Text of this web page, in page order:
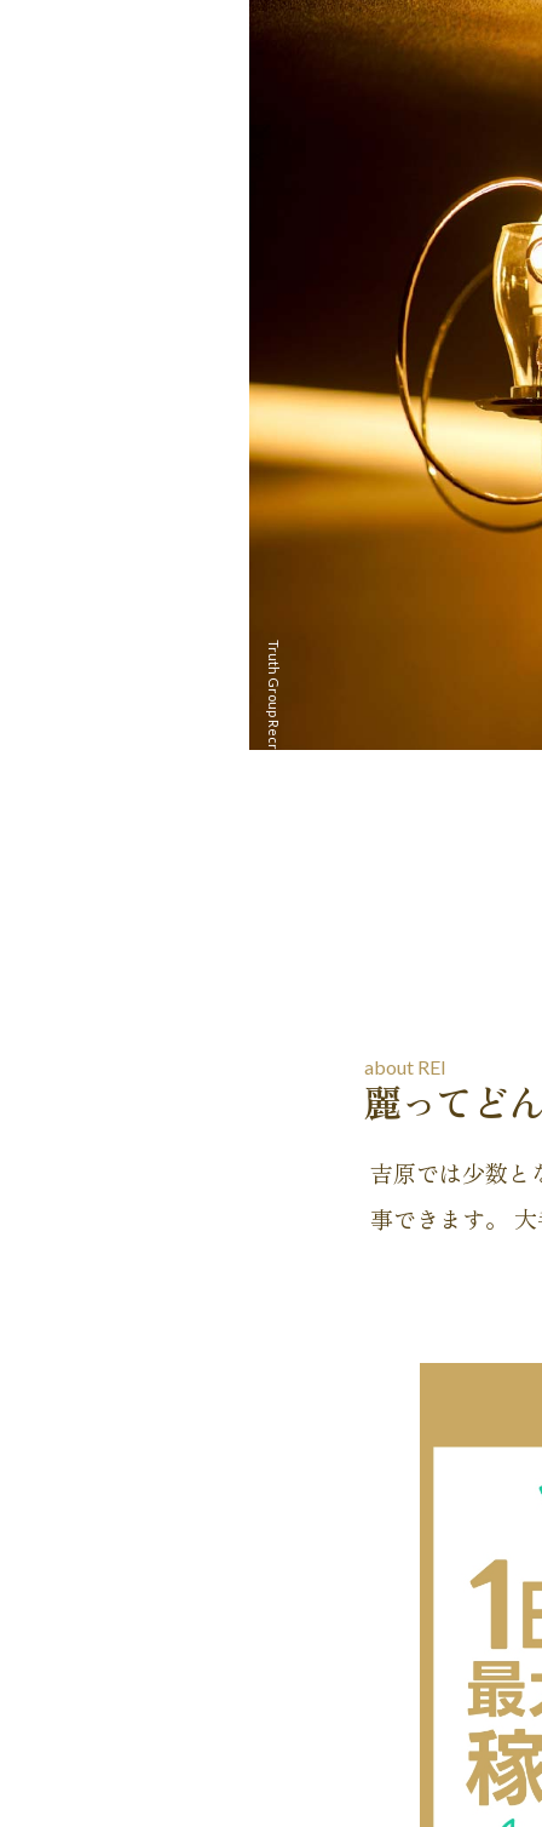
Truth Group Recruit
麗ってど
吉原では少数と
事できます。